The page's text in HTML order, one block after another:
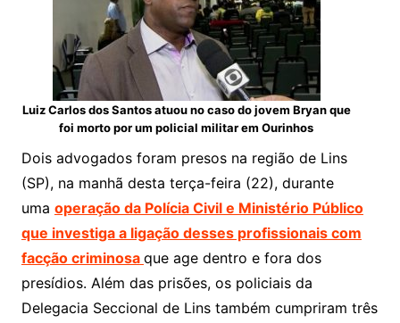
Luiz Carlos dos Santos atuou no caso do jovem Bryan que
foi morto por um policial militar em Ourinhos
Dois advogados foram presos na região de Lins
(SP), na manhã desta terça-feira (22), durante
uma operação da Polícia Civil e Ministério Público
que investiga a ligação desses profissionais com
facção criminosa que age dentro e fora dos
presídios. Além das prisões, os policiais da
Delegacia Seccional de Lins também cumpriram três